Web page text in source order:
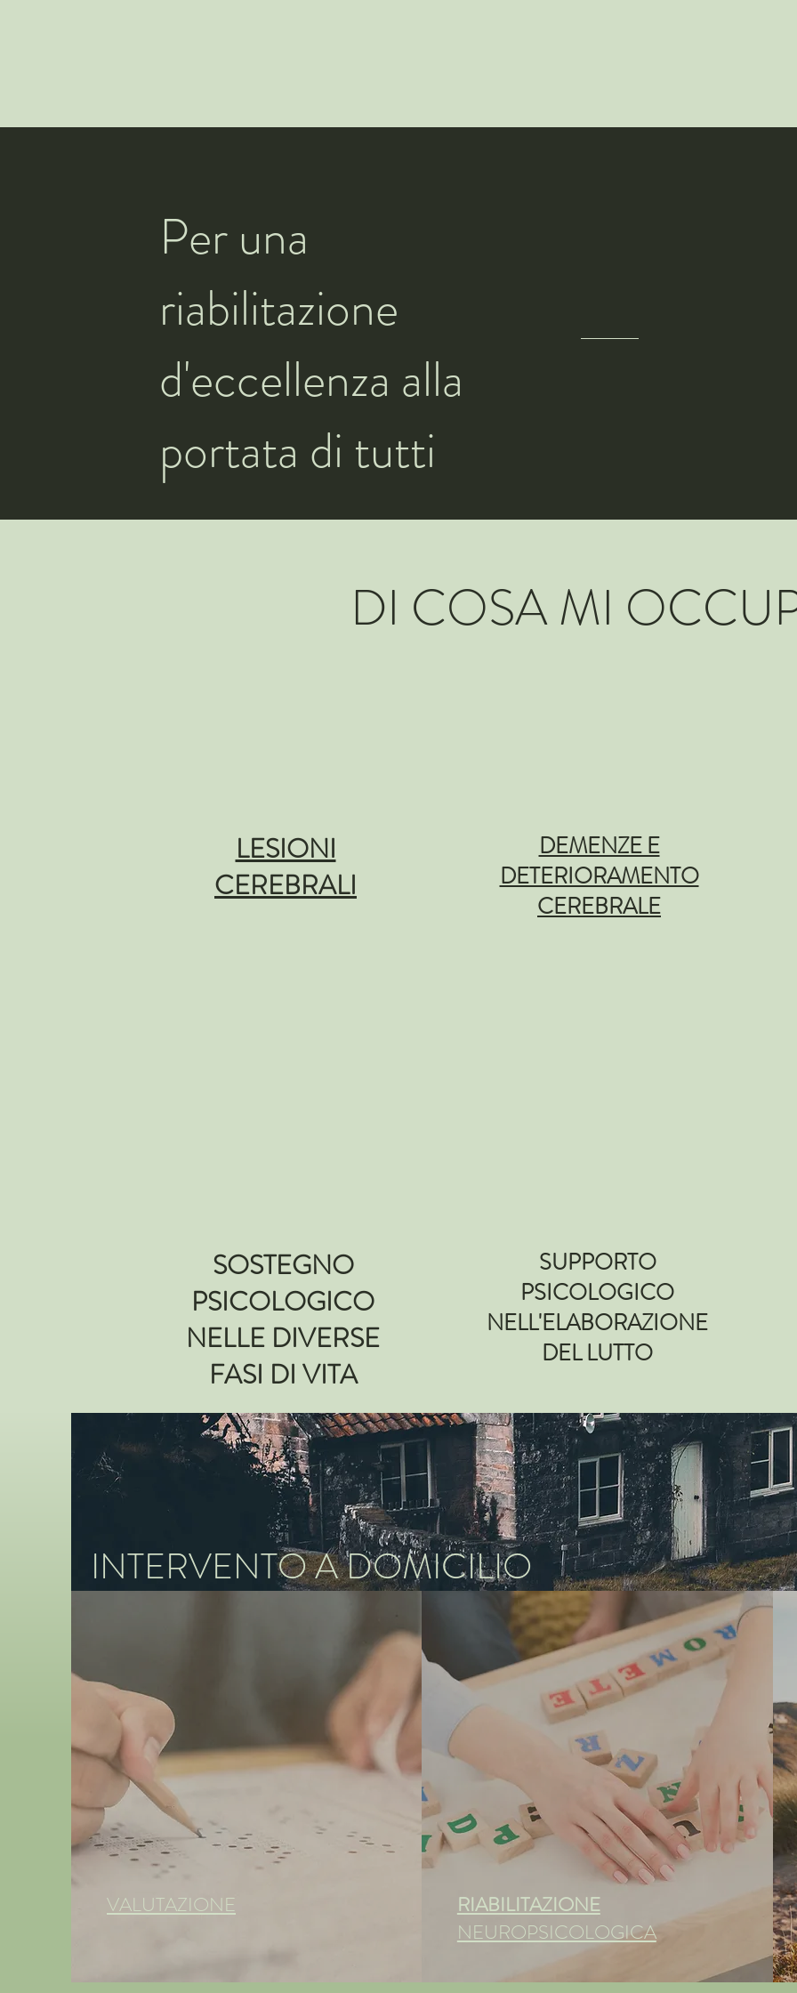
Per una
riabilitazione
d'eccellenza alla
portata di tutti
DI COSA MI
LESIONI
CEREBRALI
DEMENZE E
DETERIORAMENTO
CEREBRALE
SOSTEGNO
PSICOLOGICO
NELLE DIVERSE
FASI DI VITA
SUPPORTO
PSICOLOGICO
NELL'ELABORAZIONE
DEL LUTTO
INTERVENTO A DOMICILIO
VALUTAZIONE
RIABILITAZIONE
NEUROPSICOLOGICA